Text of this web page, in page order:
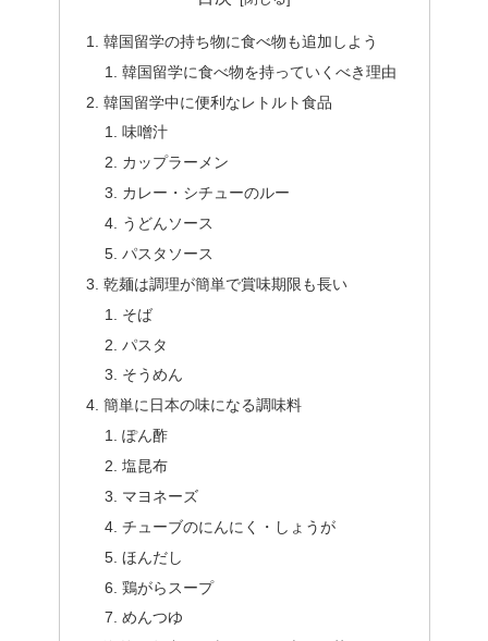
韓国留学の持ち物に食べ物も追加しよう
韓国留学に食べ物を持っていくべき理由
韓国留学中に便利なレトルト食品
味噌汁
カップラーメン
カレー・シチューのルー
うどんソース
パスタソース
乾麺は調理が簡単で賞味期限も長い
そば
パスタ
そうめん
簡単に日本の味になる調味料
ぽん酢
塩昆布
マヨネーズ
チューブのにんにく・しょうが
ほんだし
鶏がらスープ
めんつゆ